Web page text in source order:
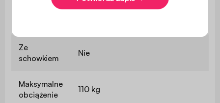
39 cm pianki poliuretanowej (30
Ze
schowkiem
Nie
Maksymalne
obciążenie
110 kg